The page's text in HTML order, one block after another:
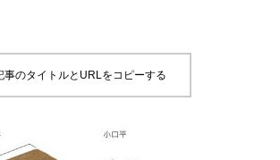
事のタイトルとURLをコピーする